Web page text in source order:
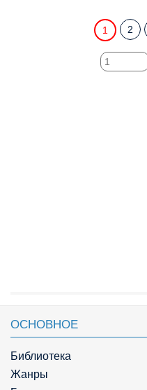
1 2
ОСНОВНОЕ
Библиотека
Жанры